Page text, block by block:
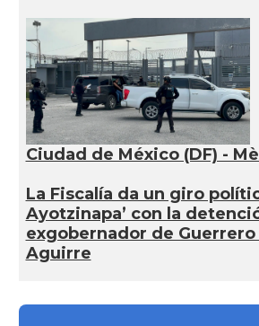
Ciudad de México (DF) -
La Fiscalía da un giro
Ayotzinapa’ con la
exgobernador de
Aguirre